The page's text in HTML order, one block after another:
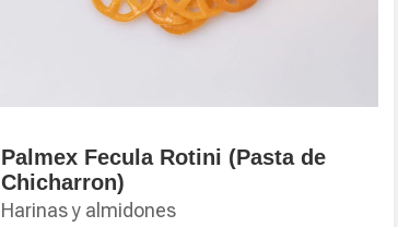
Palmex Fecula Rotini (Pasta de
Chicharron)
Harinas y almidones